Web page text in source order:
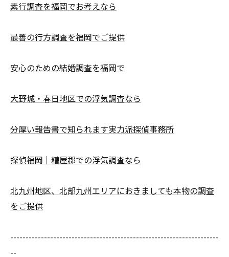
素行調査を福岡でお考えなら
最善の行方調査を福岡でご提供
安心のための結婚調査を福岡で
大野城・春日地区での浮気調査なら
分厚い報告書で知られます実力派探偵事務所
探偵福岡｜糟屋郡での浮気調査なら
北九州地区、北部九州エリアにおきましても本物の調査
をご提供
--------------------------------------------------------------------
--